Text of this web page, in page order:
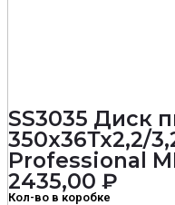
SS3035 Диск
350х36Тх2,2/
Professional
2435,00 ₽
Кол-во в коробке